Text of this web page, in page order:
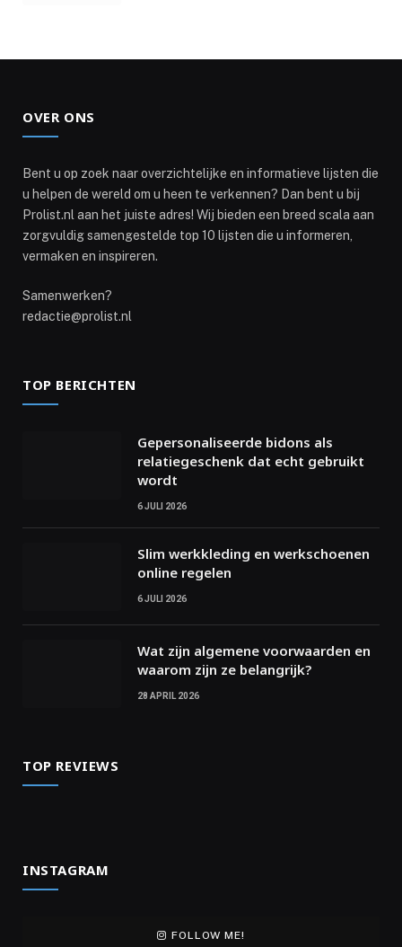
OVER ONS
Bent u op zoek naar overzichtelijke en informatieve lijsten die
u helpen de wereld om u heen te verkennen? Dan bent u bij
Prolist.nl aan het juiste adres! Wij bieden een breed scala aan
zorgvuldig samengestelde top 10 lijsten die u informeren,
vermaken en inspireren.
Samenwerken?
redactie@prolist.nl
TOP BERICHTEN
Gepersonaliseerde bidons als
relatiegeschenk dat echt gebruikt
wordt
6 JULI 2026
Slim werkkleding en werkschoenen
online regelen
6 JULI 2026
Wat zijn algemene voorwaarden en
waarom zijn ze belangrijk?
28 APRIL 2026
TOP REVIEWS
INSTAGRAM
FOLLOW ME!